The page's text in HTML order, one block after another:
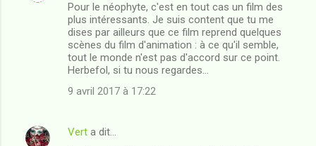
Pour le néophyte, c'est en tout cas un film des
plus intéressants. Je suis content que tu me
dises par ailleurs que ce film reprend quelques
scènes du film d'animation : à ce qu'il semble,
tout le monde n'est pas d'accord sur ce point.
Herbefol, si tu nous regardes...
9 avril 2017 à 17:22
Vert a dit…